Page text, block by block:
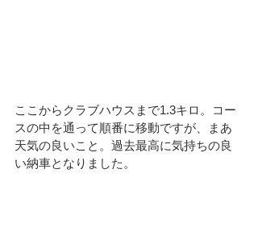
ここからクラブハウスまで1.3キロ。コー
スの中を通って順番に移動ですが、まあ
天気の良いこと。過去最高に気持ちの良
い納車となりました。